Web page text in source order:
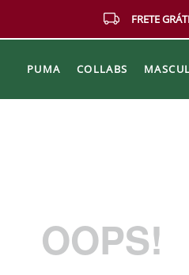
FRETE
PUMA COLLABS
OOPS!